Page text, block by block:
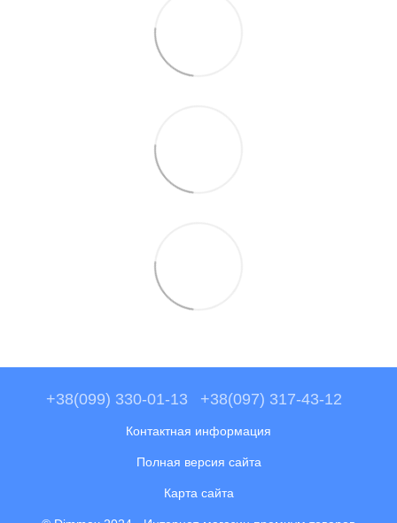
+38(099) 330-01-13 +38(097) 317-43-12
Контактная информация
Полная версия сайта
Карта сайта